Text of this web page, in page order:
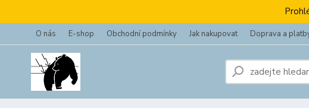
O nás E-shop Obchodní podmínky Jak nakupovat Doprava a